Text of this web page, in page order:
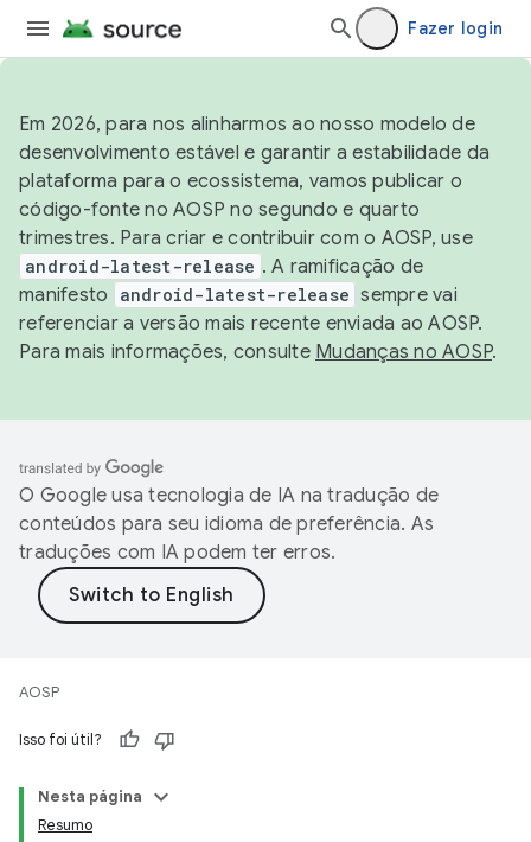
Fazer login
Em 2026, para nos alinharmos ao nosso modelo de
desenvolvimento estável e garantir a estabilidade da
plataforma para o ecossistema, vamos publicar o
código-fonte no AOSP no segundo e quarto
trimestres. Para criar e contribuir com o AOSP, use
android-latest-release . A ramificação de
manifesto
android-latest-release sempre vai
referenciar a versão mais recente enviada ao AOSP.
Para mais informações, consulte Mudanças no AOSP.
O Google usa tecnologia de IA na tradução de
conteúdos para seu idioma de preferência. As
traduções com IA podem ter erros.
AOSP
Isso foi útil?
Nesta página
Resumo